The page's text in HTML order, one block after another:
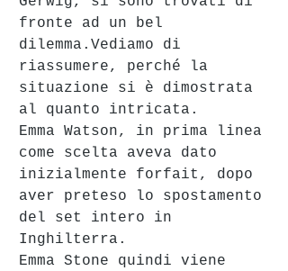
fronte ad un bel
dilemma.Vediamo di
riassumere, perché la
situazione si è dimostrata
al quanto intricata.
Emma Watson, in prima linea
come scelta aveva dato
inizialmente forfait, dopo
aver preteso lo spostamento
del set intero in
Inghilterra.
Emma Stone quindi viene